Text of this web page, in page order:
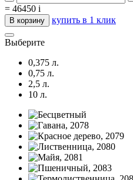
= 46450 i
В корзину купить в 1 клик
Выберите
0,375 л.
0,75 л.
2,5 л.
10 л.